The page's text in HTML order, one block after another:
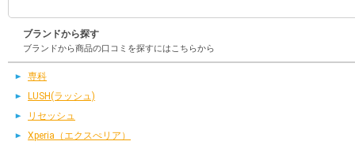
ブランドから探す
ブランドから商品の口コミを探すにはこちらから
専科
LUSH(ラッシュ)
リセッシュ
Xperia（エクスぺリア）